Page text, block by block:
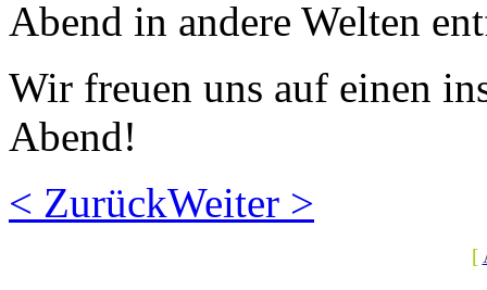
Abend in andere Welten
Wir freuen uns auf einen
Abend!
< ZurückWeiter >
[